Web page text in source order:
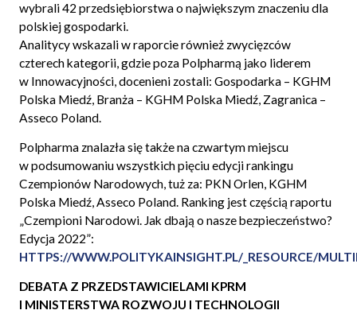
wybrali 42 przedsiębiorstwa o największym znaczeniu dla
polskiej gospodarki.
Analitycy wskazali w raporcie również zwycięzców
czterech kategorii, gdzie poza Polpharmą jako liderem
w Innowacyjności, docenieni zostali: Gospodarka – KGHM
Polska Miedź, Branża – KGHM Polska Miedź, Zagranica –
Asseco Poland.
Polpharma znalazła się także na czwartym miejscu
w podsumowaniu wszystkich pięciu edycji rankingu
Czempionów Narodowych, tuż za: PKN Orlen, KGHM
Polska Miedź, Asseco Poland. Ranking jest częścią raportu
„Czempioni Narodowi. Jak dbają o nasze bezpieczeństwo?
Edycja 2022”:
HTTPS://WWW.POLITYKAINSIGHT.PL/_RESOURCE/
DEBATA Z PRZEDSTAWICIELAMI KPRM
I MINISTERSTWA ROZWOJU I TECHNOLOGII